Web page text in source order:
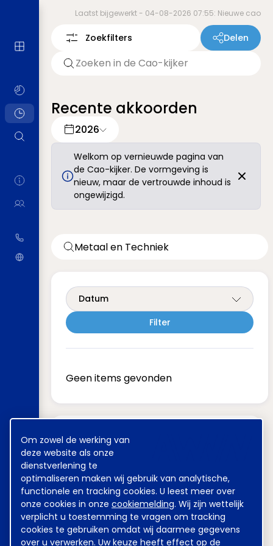
Cookie
melding
Om zowel de werking van
deze website als onze
dienstverlening te
optimaliseren maken wij gebruik van analytische,
functionele en tracking cookies. U leest meer over
onze cookies in onze cookiemelding. Wij zijn wettelijk
verplicht u toestemming te vragen om tracking
cookies te gebruiken omdat wij daarmee gegevens
over u verwerken. Uw keuze heeft effect op de
Laatst bijgewerkt - 04-08-2026 07:55: Nieuwe cao
Zoekfilters Delen
Recente akkoorden
2026
Welkom op vernieuwde pagina van
de Cao-kijker. De vormgeving is
nieuw, maar de vertrouwde inhoud is
ongewijzigd.
Datum
Geen items gevonden
Meest gezocht
Achmea Sweco
Kinderovang DSM
Grondstoffen Energie en